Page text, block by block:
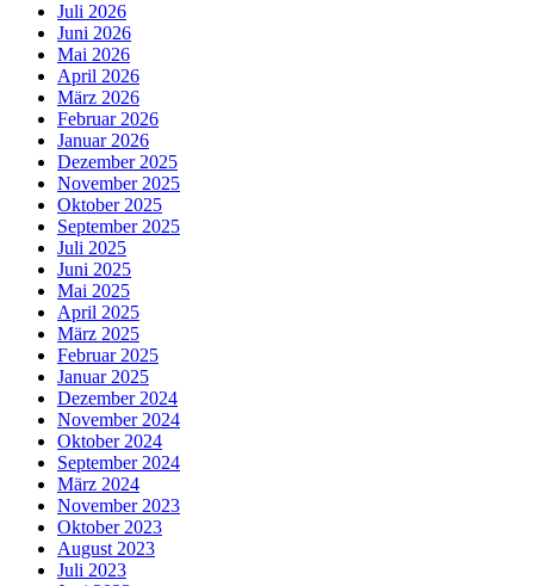
Juli 2026
Juni 2026
Mai 2026
April 2026
März 2026
Februar 2026
Januar 2026
Dezember 2025
November 2025
Oktober 2025
September 2025
Juli 2025
Juni 2025
Mai 2025
April 2025
März 2025
Februar 2025
Januar 2025
Dezember 2024
November 2024
Oktober 2024
September 2024
März 2024
November 2023
Oktober 2023
August 2023
Juli 2023